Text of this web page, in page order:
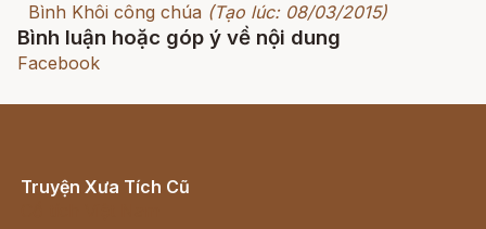
Bình Khôi công chúa (Tạo lúc: 08/03/2015)
Bình luận hoặc góp ý về nội dung
Facebook
Truyện Xưa Tích Cũ